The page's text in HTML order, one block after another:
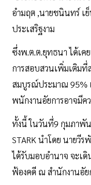
อำมฤต ,นายชนินทร์ เ
ประเสริฐงาม
ซึ่งพ.ต.ต.ยุทธนา ได้เค
การสอบสวนเพิ่มเติมที่
สมบูรณ์ประมาณ 95%
พนักงานอัยการอาจมีค
ทั้งนี้ ในวันที่9 กุมภาพั
STARK นำโดย นายวี
ได้รับมอบอำนาจ จะเดิ
ฟ้องคดี ณ สำนักงานอัย